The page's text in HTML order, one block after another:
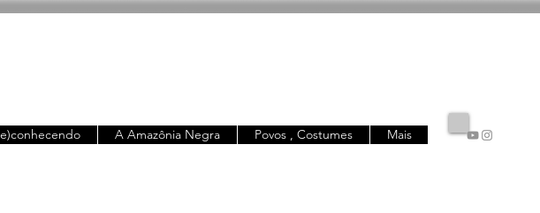
A Amazônia Negra Povos , Costumes Mais